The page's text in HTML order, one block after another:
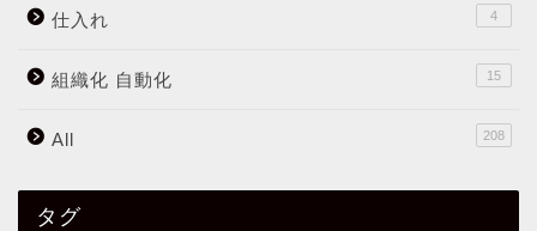
仕入れ 4
組織化 自動化 15
All 208
タグ